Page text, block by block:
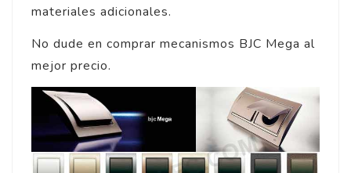
materiales adicionales.
No dude en comprar mecanismos BJC Mega al
mejor precio.